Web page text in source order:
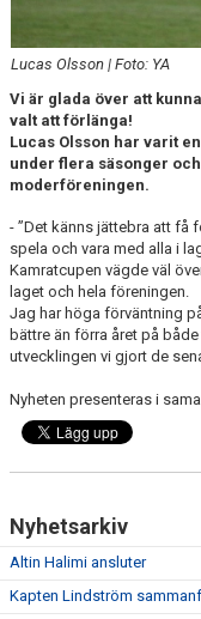
Lucas Olsson | Foto: YA
Vi är glada över att
valt att förlänga!
Lucas Olsson har varit
under flera säsonger
moderföreningen.
- ”Det känns jättebra att få
spela och vara med alla i
Kamratcupen vägde väl
laget och hela föreningen.
Jag har höga förväntning
bättre än förra året på
utvecklingen vi gjort de
Nyheten presenteras i
Nyhetsarkiv
Altin Halimi ansluter
Kapten Lindström